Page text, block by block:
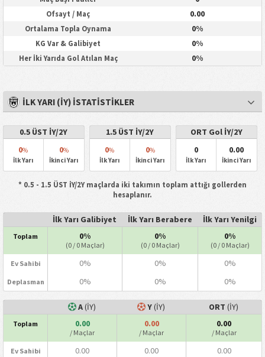
Ofsayt / Maç 0.00
Ortalama Topla Oynama 0%
KG Var & Galibiyet 0%
Her İki Yarıda Gol Atılan Maç 0%
İLK YARI (İY) İSTATISTIKLER
0.5 ÜST İY/2Y
0%
İlk Yarı
0%
İkinci Yarı
1.5 ÜST İY/2Y
0%
İlk Yarı
0%
İkinci Yarı
ORT Gol İY/2Y
0
İlk Yarı
0.00
İkinci Yarı
* 0.5 - 1.5 ÜST İY/2Y maçlarda iki takımın toplam attığı gollerden
hesaplanır.
İlk Yarı Galibiyet İlk Yarı Berabere İlk Yarı Yenilgi
Toplam 0%
(0 / 0 Maçlar)
0%
(0 / 0 Maçlar)
0%
(0 / 0 Maçlar)
Ev Sahibi 0% 0% 0%
Deplasman 0% 0% 0%
A(İY) Y(İY) ORT (İY)
Toplam 0.00
/ Maçlar
0.00
/ Maçlar
0.00
/ Maçlar
Ev Sahibi 0.00 0.00 0.00